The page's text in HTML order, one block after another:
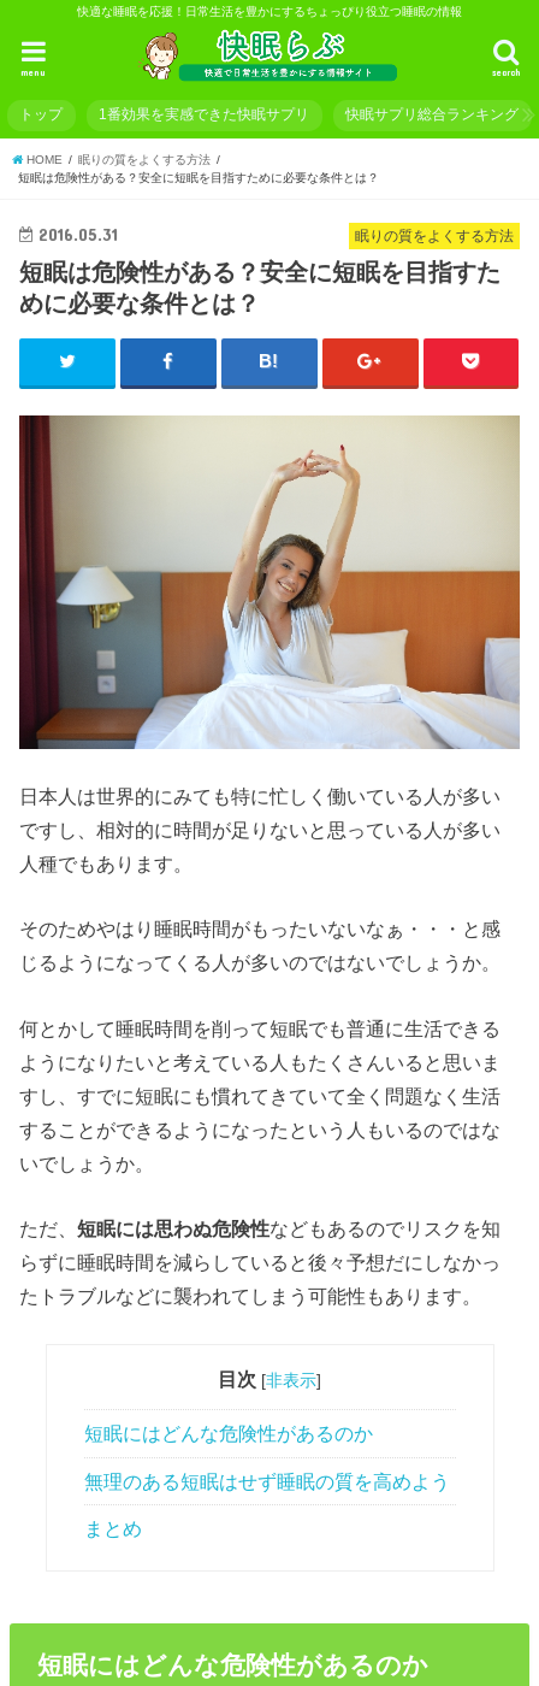
快適な睡眠を応援！日常生活を豊かにするちょっぴり役立つ睡眠の情報
search
menu
トップ 1番効果を実感できた快眠サプリ 快眠サプリ総合ランキング
HOME
眠りの質をよくする方法
短眠は危険性がある？安全に短眠を目指すために必要な条件とは？
眠りの質をよくする方法
2016.05.31
短眠は危険性がある？安全に短眠を目指すた
めに必要な条件とは？
日本人は世界的にみても特に忙しく働いている人が多い
ですし、相対的に時間が足りないと思っている人が多い
人種でもあります。
そのためやはり睡眠時間がもったいないなぁ・・・と感
じるようになってくる人が多いのではないでしょうか。
何とかして睡眠時間を削って短眠でも普通に生活できる
ようになりたいと考えている人もたくさんいると思いま
すし、すでに短眠にも慣れてきていて全く問題なく生活
することができるようになったという人もいるのではな
いでしょうか。
ただ、短眠には思わぬ危険性などもあるのでリスクを知
らずに睡眠時間を減らしていると後々予想だにしなかっ
たトラブルなどに襲われてしまう可能性もあります。
目次 [非表示]
短眠にはどんな危険性があるのか
無理のある短眠はせず睡眠の質を高めよう
まとめ
短眠にはどんな危険性があるのか